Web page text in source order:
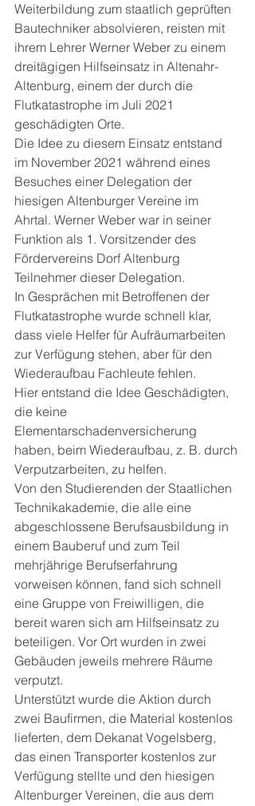
Weiterbildung zum staatlich geprüften
Bautechniker absolvieren, reisten mit
ihrem Lehrer Werner Weber zu einem
dreitägigen Hilfseinsatz in Altenahr-
Altenburg, einem der durch die
Flutkatastrophe im Juli 2021
geschädigten Orte.
Die Idee zu diesem Einsatz entstand
im November 2021 während eines
Besuches einer Delegation der
hiesigen Altenburger Vereine im
Ahrtal. Werner Weber war in seiner
Funktion als 1. Vorsitzender des
Fördervereins Dorf Altenburg
Teilnehmer dieser Delegation.
In Gesprächen mit Betroffenen der
Flutkatastrophe wurde schnell klar,
dass viele Helfer für Aufräumarbeiten
zur Verfügung stehen, aber für den
Wiederaufbau Fachleute fehlen.
Hier entstand die Idee Geschädigten,
die keine
Elementarschadenversicherung
haben, beim Wiederaufbau, z. B. durch
Verputzarbeiten, zu helfen.
Von den Studierenden der Staatlichen
Technikakademie, die alle eine
abgeschlossene Berufsausbildung in
einem Bauberuf und zum Teil
mehrjährige Berufserfahrung
vorweisen können, fand sich schnell
eine Gruppe von Freiwilligen, die
bereit waren sich am Hilfseinsatz zu
beteiligen. Vor Ort wurden in zwei
Gebäuden jeweils mehrere Räume
verputzt.
Unterstützt wurde die Aktion durch
zwei Baufirmen, die Material kostenlos
lieferten, dem Dekanat Vogelsberg,
das einen Transporter kostenlos zur
Verfügung stellte und den hiesigen
Altenburger Vereinen, die aus dem